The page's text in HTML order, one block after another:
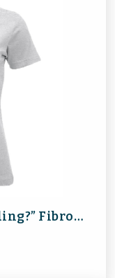
Dame “Har du prøvd Isbading?” FibroNorge